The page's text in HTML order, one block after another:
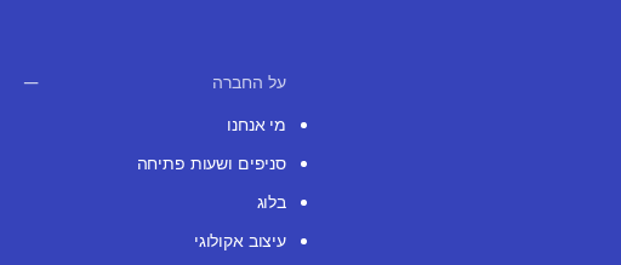
על החברה
מי אנחנו
סניפים ושעות פתיחה
בלוג
עיצוב אקולוגי